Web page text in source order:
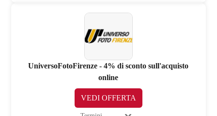
UniversoFotoFirenze - 4% di sconto sull'acquisto
online
VEDI OFFERTA